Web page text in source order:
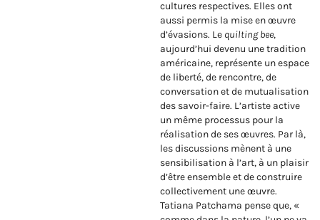
cultures respectives. Elles ont
aussi permis la mise en œuvre
d’évasions. Le quilting bee,
aujourd’hui devenu une tradition
américaine, représente un espace
de liberté, de rencontre, de
conversation et de mutualisation
des savoir-faire. L’artiste active
un même processus pour la
réalisation de ses œuvres. Par là,
les discussions mènent à une
sensibilisation à l’art, à un plaisir
d’être ensemble et de construire
collectivement une œuvre.
Tatiana Patchama pense que, «